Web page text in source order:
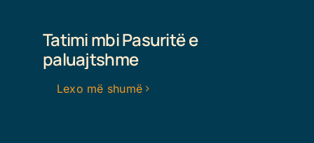
Tatimi mbi Pasuritë e
paluajtshme
Lexo më shumë